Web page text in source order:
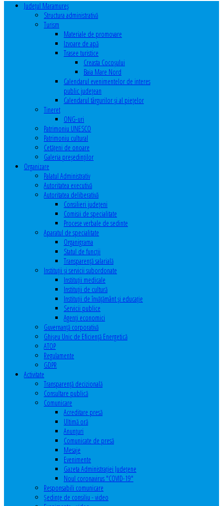
Judeţul Maramureş
Structura administrativă
Turism
Materiale de promovare
Izvoare de apă
Trasee turistice
Creasta Cocoșului
Baia Mare Nord
Calendarul evenimentelor de interes
public judeţean
Calendarul târgurilor şi al pieţelor
Tineret
ONG-uri
Patrimoniu UNESCO
Patrimoniu cultural
Cetăţeni de onoare
Galeria președinților
Organizare
Palatul Administrativ
Autoritatea executivă
Autoritatea deliberativă
Consilieri judeţeni
Comisii de specialitate
Procese verbale de sedinte
Aparatul de specialitate
Organigrama
Statul de funcții
Transparență salarială
Instituţii şi servicii subordonate
Instituţii medicale
Instituţii de cultură
Instituţii de învăţământ şi educaţie
Servicii publice
Agenţi economici
Guvernanță corporativă
Ghişeu Unic de Eficienţă Energetică
ATOP
Regulamente
GDPR
Activitate
Transparenţă decizională
Consultare publică
Comunicare
Acreditare presă
Ultimă oră
Anunţuri
Comunicate de presă
Mesaje
Evenimente
Gazeta Administraţiei Judeţene
Noul coronavirus "COVID-19"
Responsabili comunicare
Şedinţe de consiliu - video